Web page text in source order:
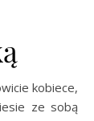
kobiece,
ze sobą